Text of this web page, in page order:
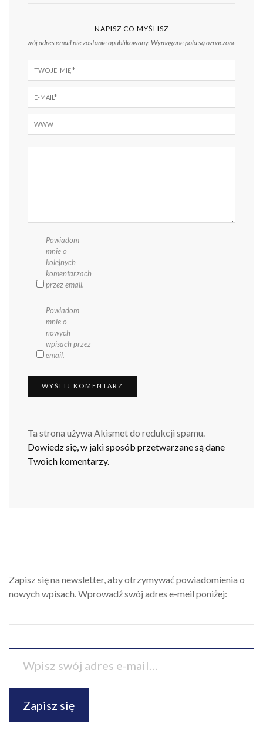
NAPISZ CO MYŚLISZ
Twój adres email nie zostanie opublikowany. Wymagane pola są oznaczone
Powiadom
mnie o
kolejnych
komentarzach
przez email.
Powiadom
mnie o
nowych
wpisach przez
email.
Ta strona używa Akismet do redukcji spamu.
Dowiedz się, w jaki sposób przetwarzane są dane
Twoich komentarzy.
Zapisz się na newsletter, aby otrzymywać powiadomienia o
nowych wpisach. Wprowadź swój adres e-meil poniżej:
Zapisz się